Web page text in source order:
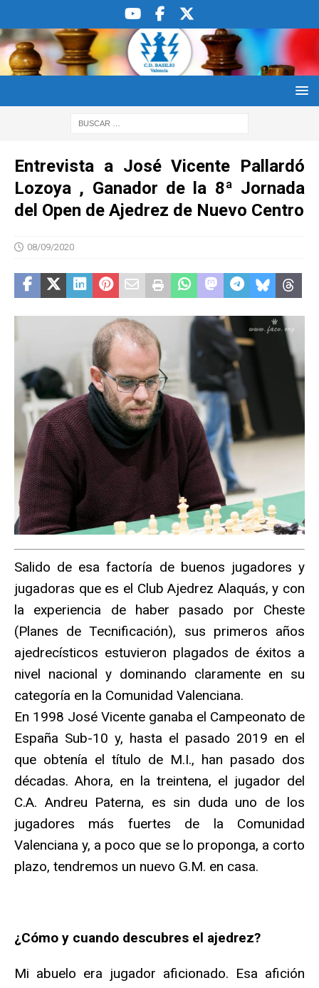
Entrevista a José Vicente Pallardó
Lozoya , Ganador de la 8ª Jornada
del Open de Ajedrez de Nuevo Centro
08/09/2020
Salido de esa factoría de buenos jugadores y
jugadoras que es el Club Ajedrez Alaquás, y con
la experiencia de haber pasado por Cheste
(Planes de Tecnificación), sus primeros años
ajedrecísticos estuvieron plagados de éxitos a
nivel nacional y dominando claramente en su
categoría en la Comunidad Valenciana.
En 1998 José Vicente ganaba el Campeonato de
España Sub-10 y, hasta el pasado 2019 en el
que obtenía el título de M.I., han pasado dos
décadas. Ahora, en la treintena, el jugador del
C.A. Andreu Paterna, es sin duda uno de los
jugadores más fuertes de la Comunidad
Valenciana y, a poco que se lo proponga, a corto
plazo, tendremos un nuevo G.M. en casa.
¿Cómo y cuando descubres el ajedrez?
Mi abuelo era jugador aficionado. Esa afición